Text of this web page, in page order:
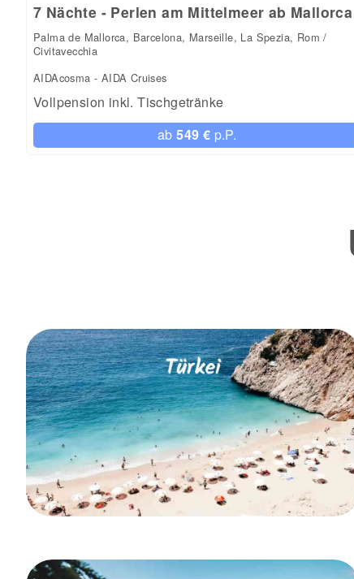
7 Nächte - Perlen am Mittelmeer ab Mallorca
Palma de Mallorca, Barcelona, Marseille, La Spezia, Rom /
Civitavecchia
AIDAcosma - AIDA Cruises
Vollpension inkl. Tischgetränke
ab549 € p.P.